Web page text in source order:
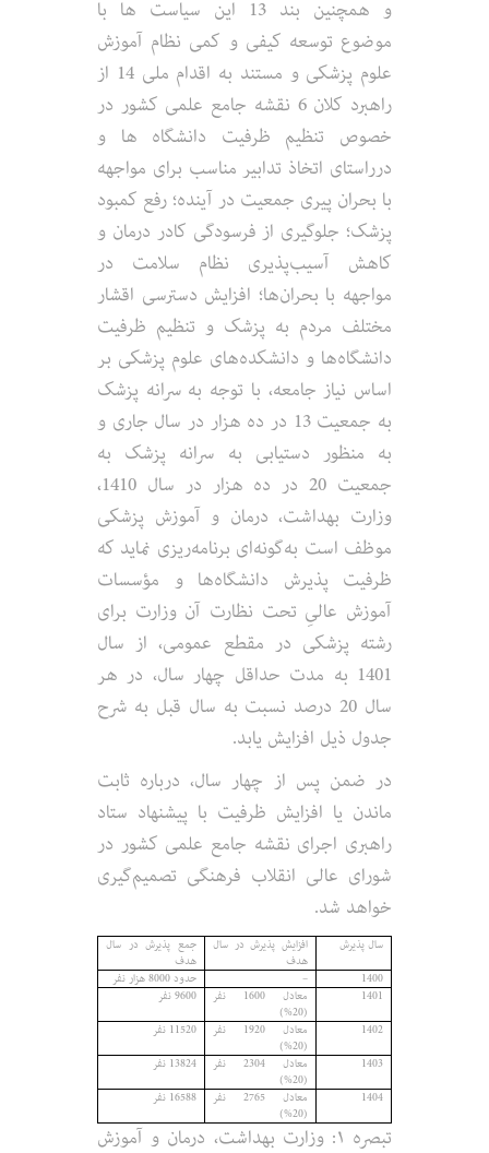
و همچنین بند 13 این سیاست­ ها با
موضوع توسعه کیفی و کمی نظام آموزش
علوم پزشکی و مستند به اقدام ملی 14 از
راهبرد کلان 6 نقشه جامع علمی کشور در
خصوص تنظیم ظرفیت دانشگاه­ ها و
درراستای اتخاذ تدابیر مناسب برای مواجهه
با بحران پیری جمعیت در آینده؛ رفع کمبود
پزشک؛ جلوگیری از فرسودگی کادر درمان و
کاهش آسیب‌پذیری نظام سلامت در
مواجهه با بحران‌ها؛ افزایش دسترسی اقشار
مختلف مردم به پزشک و تنظیم ظرفیت
دانشگاه‌ها و دانشکده‌های علوم پزشکی بر
اساس نیاز جامعه، با توجه به سرانه پزشک
به جمعیت 13 در ده هزار در سال جاری و
به منظور دستیابی به سرانه پزشک به
جمعیت 20 در ده هزار در سال 1410،
وزارت بهداشت، درمان و آموزش پزشکی
موظف است به‌گونه‌ای برنامه‌ریزی نماید که
ظرفیت پذیرش دانشگاه‌ها و مؤسسات
آموزش عالیِ تحت نظارت آن وزارت برای
رشته‌ پزشکی در مقطع عمومی، از سال
1401 به مدت حداقل چهار سال، در هر
سال 20 درصد نسبت به سال قبل به شرح
جدول ذیل افزایش یابد.
در ضمن پس از چهار سال، درباره ثابت
ماندن یا افزایش ظرفیت با پیشنهاد ستاد
راهبری اجرای نقشه جامع علمی کشور در
شورای عالی انقلاب فرهنگی تصمیم‌گیری
خواهد شد.
سال پذیرش
افزایش پذیرش در سال
هدف
جمع پذیرش در سال
هدف
1400
–
حدود 8000 هزار نفر
1401
معادل 1600 نفر
(20%)
9600 نفر
1402
معادل 1920 نفر
(20%)
11520 نفر
1403
معادل 2304 نفر
(20%)
13824 نفر
1404
معادل 2765 نفر
(20%)
16588 نفر
تبصره ۱: وزارت بهداشت، درمان و آموزش